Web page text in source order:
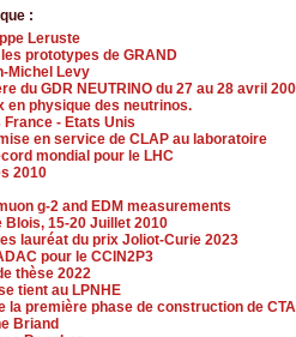
:
Leruste
prototypes de GRAND
Michel Levy
du GDR NEUTRINO du 27 au 28 avril
en physique des neutrinos.
- Etats Unis
en service de CLAP au laboratoire
mondial pour le LHC
2010
g-2 and EDM measurements
Blois, 15-20 Juillet 2010
lauréat du prix Joliot-Curie 2023
pour le CCIN2P3
thèse 2022
tient au LPNHE
la première phase de construction de CTA
Briand